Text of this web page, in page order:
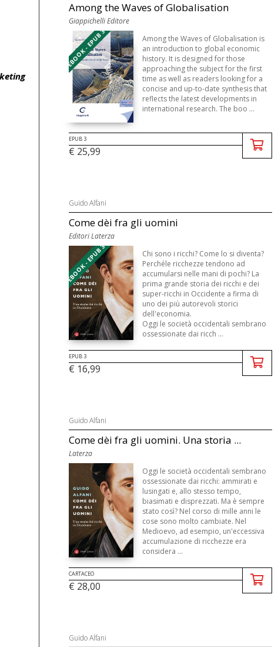
Among the Waves of Globalisation
Giappichelli Editore
EBOOK - EPUB 3
Among the Waves of Globalisation is
an introduction to global economic
history. It is designed for those
approaching the subject for the first
time as well as readers looking for a
concise and up-to-date synthesis that
reflects the latest developments in
international research. The boo ...
EPUB 3
€ 25,99
Guido Alfani
Come dèi fra gli uomini
Editori Laterza
EBOOK - EPUB 3
Chi sono i ricchi? Come lo si diventa?
Perchéle ricchezze tendono ad
accumularsi nelle mani di pochi? La
prima grande storia dei ricchi e dei
super-ricchi in Occidente a firma di
uno dei più autorevoli storici
dell'economia.
Oggi le società occidentali sembrano
ossessionate dai ricch ...
EPUB 3
€ 16,99
Guido Alfani
Come dèi fra gli uomini. Una storia ...
Laterza
Oggi le società occidentali sembrano
ossessionate dai ricchi: ammirati e
lusingati e, allo stesso tempo,
biasimati e disprezzati. Ma è sempre
stato così? Nel corso di mille anni le
cose sono molto cambiate. Nel
Medioevo, ad esempio, un'eccessiva
accumulazione di ricchezze era
considera ...
CARTACEO
€ 28,00
Guido Alfani